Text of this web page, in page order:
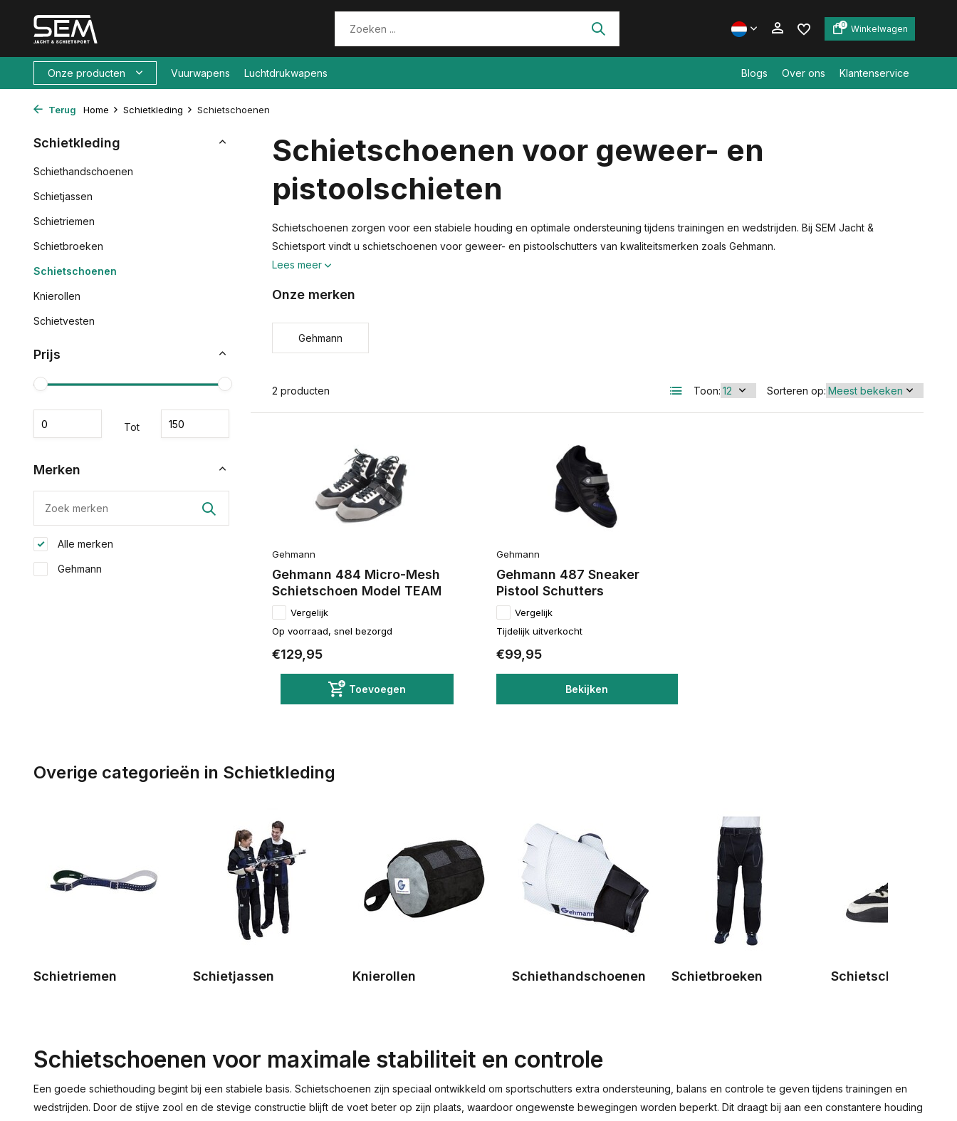
0 Winkelwagen
Onze producten Vuurwapens Luchtdrukwapens Blogs Over ons Klantenservice
Terug Home Schietkleding Schietschoenen
Schietkleding
Schiethandschoenen
Schietjassen
Schietriemen
Schietbroeken
Schietschoenen
Knierollen
Schietvesten
Prijs
Tot
Merken
Alle merken
Gehmann
Schietschoenen voor geweer- en
pistoolschieten
Schietschoenen zorgen voor een stabiele houding en optimale ondersteuning tijdens trainingen en wedstrijden. Bij SEM Jacht &
Schietsport vindt u schietschoenen voor geweer- en pistoolschutters van kwaliteitsmerken zoals Gehmann.
Lees meer
Onze merken
Gehmann
2 producten Toon: Sorteren op:
Gehmann
Gehmann 484 Micro-Mesh
Schietschoen Model TEAM
Vergelijk
Op voorraad, snel bezorgd
€129,95
Toevoegen
Gehmann
Gehmann 487 Sneaker
Pistool Schutters
Vergelijk
Tijdelijk uitverkocht
€99,95
Bekijken
Overige categorieën in Schietkleding
Schietriemen Schietjassen Knierollen Schiethandschoenen Schietbroeken Schietschoenen
Schietschoenen voor maximale stabiliteit en controle
Een goede schiethouding begint bij een stabiele basis. Schietschoenen zijn speciaal ontwikkeld om sportschutters extra ondersteuning, balans en controle te geven tijdens trainingen en
wedstrijden. Door de stijve zool en de stevige constructie blijft de voet beter op zijn plaats, waardoor ongewenste bewegingen worden beperkt. Dit draagt bij aan een constantere houding